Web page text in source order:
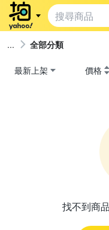
全部分類
最新上架 價格
找不到商